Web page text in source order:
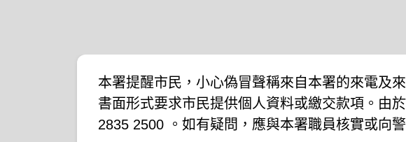
本署提醒市民，小心偽冒聲稱來自本署的來電及
書面形式要求市民提供個人資料或繳交款項。由
2835 2500 。如有疑問，應與本署職員核實或向